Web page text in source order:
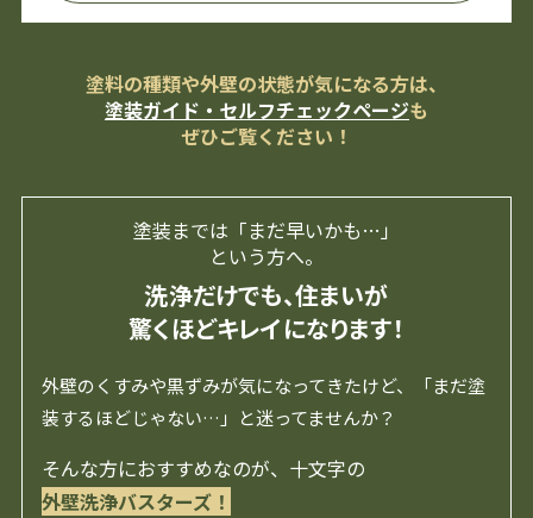
塗料の種類や外壁の状態が気になる方は、
塗装ガイド・セルフチェックページも
ぜひご覧ください！
塗装までは「まだ早いかも…」
という方へ。
洗浄だけでも、住まいが
驚くほどキレイになります！
外壁のくすみや黒ずみが気になってきたけど、「まだ塗
装するほどじゃない…」と迷ってませんか？
そんな方におすすめなのが、十文字の
外壁洗浄バスターズ！